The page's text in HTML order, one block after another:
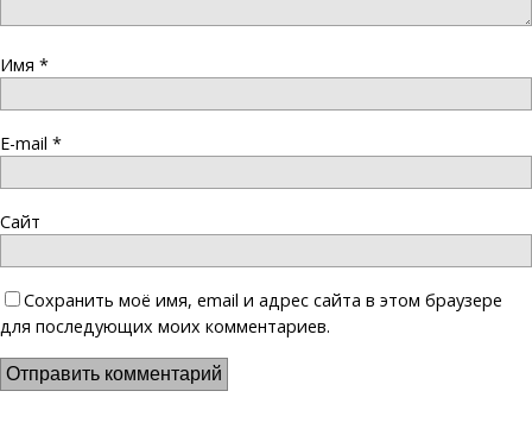
Имя *
E-mail *
Сайт
Сохранить моё имя, email и адрес сайта в этом браузере
для последующих моих комментариев.